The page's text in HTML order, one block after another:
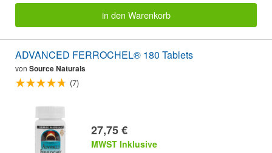
in den Warenkorb
ADVANCED FERROCHEL® 180 Tablets
von Source Naturals
(7)
27,75 €
MWST Inklusive